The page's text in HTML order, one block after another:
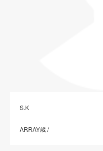
S.K
ARRAY歳 /